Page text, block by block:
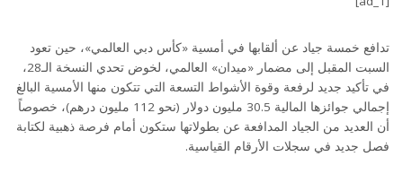
تدافع خمسة جياد عن ألقابها في أمسية «كأس دبي العالمي»، حين تعود
السبت المقبل إلى مضمار «ميدان» العالمي، لخوض تحدي النسخة الـ28،
في تأكيد جديد لرفعة وقوة الأشواط التسعة التي تتكون منها الأمسية البالغ
إجمالي جوائزها المالية 30.5 مليون دولار (نحو 112 مليون درهم)، خصوصاً
أن العديد من الجياد المدافعة عن بطولاتها ستكون أمام فرصة ذهبية لكتابة
فصل جديد في سجلات الأرقام القياسية.